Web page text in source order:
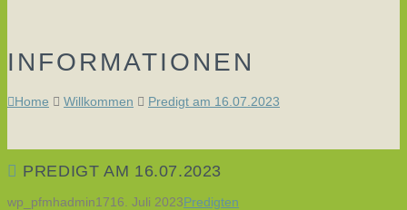
INFORMATIONEN
Home Willkommen Predigt am 16.07.2023
PREDIGT AM 16.07.2023
wp_pfmhadmin1716. Juli 2023Predigten